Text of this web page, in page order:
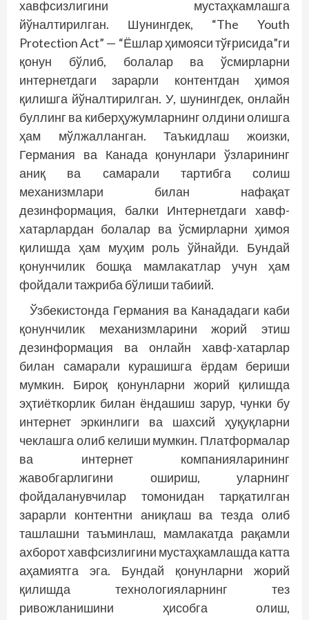
хавфсизлигини мустаҳкамлашга
йўналтирилган. Шунингдек, “The Youth
Protection Act” — “Ёшлар ҳимояси тўғрисида”ги
қонун бўлиб, болалар ва ўсмирларни
интернетдаги зарарли контентдан ҳимоя
қилишга йўналтирилган. У, шунингдек, онлайн
буллинг ва киберҳужумларнинг олдини олишга
ҳам мўлжалланган. Таъкидлаш жоизки,
Германия ва Канада қонунлари ўзларининг
аниқ ва самарали тартибга солиш
механизмлари билан нафақат
дезинформация, балки Интернетдаги хавф-
хатарлардан болалар ва ўсмирларни ҳимоя
қилишда ҳам муҳим роль ўйнайди. Бундай
қонунчилик бошқа мамлакатлар учун ҳам
фойдали тажриба бўлиши табиий.
Ўзбекистонда Германия ва Канададаги каби
қонунчилик механизмларини жорий этиш
дезинформация ва онлайн хавф-хатарлар
билан самарали курашишга ёрдам бериши
мумкин. Бироқ қонунларни жорий қилишда
эҳтиёткорлик билан ёндашиш зарур, чунки бу
интернет эркинлиги ва шахсий ҳуқуқларни
чеклашга олиб келиши мумкин. Платформалар
ва интернет компанияларининг
жавобгарлигини ошириш, уларнинг
фойдаланувчилар томонидан тарқатилган
зарарли контентни аниқлаш ва тезда олиб
ташлашни таъминлаш, мамлакатда рақамли
ахборот хавфсизлигини мустаҳкамлашда катта
аҳамиятга эга. Бундай қонунларни жорий
қилишда технологияларнинг тез
ривожланишини ҳисобга олиш,